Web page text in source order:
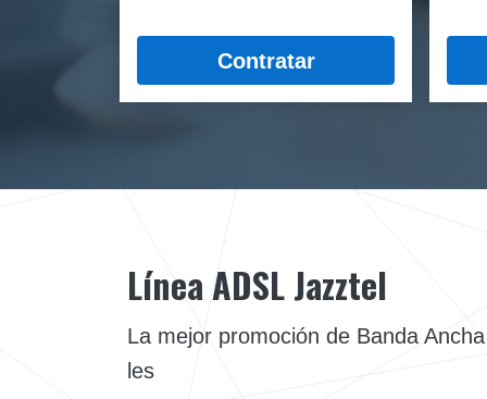
Contratar
Línea ADSL Jazztel
La mejor promoción de Banda
les